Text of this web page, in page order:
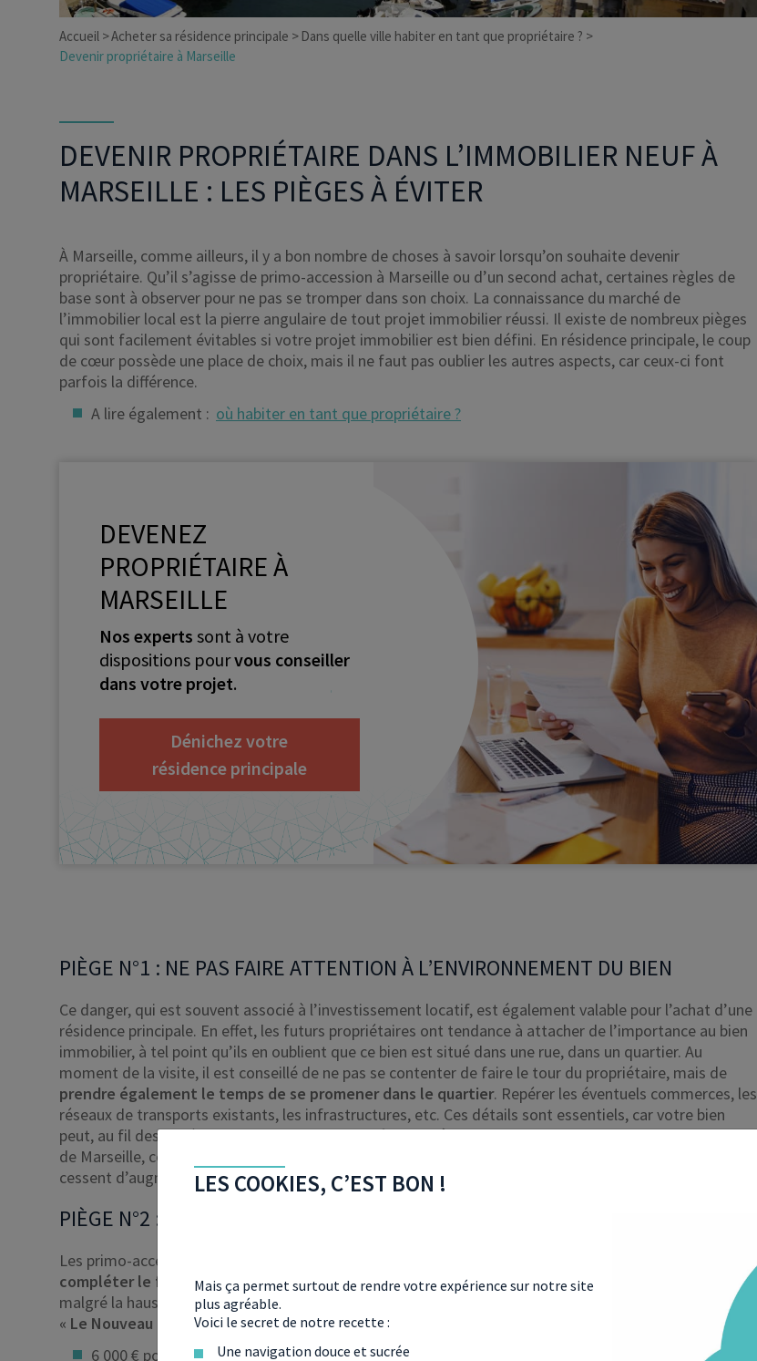
Accueil Acheter sa résidence principale
Dans quelle ville habiter en tant que propriétaire ?
Devenir propriétaire à Marseille
DEVENIR PROPRIÉTAIRE DANS L’IMMOBILIER NEUF À
MARSEILLE : LES PIÈGES À ÉVITER
À Marseille, comme ailleurs, il y a bon nombre de choses à savoir lorsqu’on souhaite devenir
propriétaire. Qu’il s’agisse de primo-accession à Marseille ou d’un second achat, certaines règles de
base sont à observer pour ne pas se tromper dans son choix. La connaissance du marché de
l’immobilier local est la pierre angulaire de tout projet immobilier réussi. Il existe de nombreux pièges
qui sont facilement évitables si votre projet immobilier est bien défini. En résidence principale, le coup
de cœur possède une place de choix, mais il ne faut pas oublier les autres aspects, car ceux-ci font
parfois la différence.
A lire également : où habiter en tant que propriétaire ?
DEVENEZ
PROPRIÉTAIRE À
MARSEILLE
Nos experts sont à votre
dispositions pourvous conseiller
dans votre projet.
Dénichez votre
résidence principale
PIÈGE N°1 : NE PAS FAIRE ATTENTION À L’ENVIRONNEMENT DU BIEN
Ce danger, qui est souvent associé à l’investissement locatif, est également valable pour l’achat d’une
résidence principale. En effet, les futurs propriétaires ont tendance à attacher de l’importance au bien
immobilier, à tel point qu’ils en oublient que ce bien est situé dans une rue, dans un quartier. Au
moment de la visite, il est conseillé de ne pas se contenter de faire le tour du propriétaire, mais de
prendre également le temps de se promener dans le quartier. Repérer les éventuels commerces, les
réseaux de transports existants, les infrastructures, etc. Ces détails sont essentiels, car votre bien
peut, au fil des années,prendre de la valeur grâce au développement de la zone. Certains quartiers
de Marseille, comme le vieux port ou la Joliette, sont devenus résidentiels au fil du temps et les prix ne
cessent d’augmenter.
PIÈGE N°2 : NE PAS SOLLICITER LE NOUVEAU CHÈQUE PREMIER LOGEMENT
Les primo-accédants souhaitant acheter à Marseille disposent d’une
compléter le financement de leur projet immobilier. Pour encourager la primo-accession à Marseille,
malgré la hausse des prix de l’immobilier, la municipalité a mis en place un dispositif d’aide nommé
« Le Nouveau Chèque Premier Logement (NCPL) »
. Son montant varie selon la composition du foyer :
6 000 € pour une personne seule ou un couple sans enfant
LES COOKIES, C’EST BON !
Mais ça permet surtout de rendre votre expérience sur notre site
plus agréable.
Voici le secret de notre recette :
Une navigation douce et sucrée